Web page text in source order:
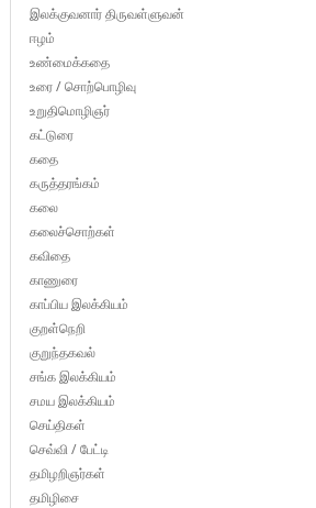
இலக்குவனார் திருவள்ளுவன்
ஈழம்
உண்மைக்கதை
உரை / சொற்பொழிவு
உறுதிமொழிஞர்
கட்டுரை
கதை
கருத்தரங்கம்
கலை
கலைச்சொற்கள்
கவிதை
காணுரை
காப்பிய இலக்கியம்
குறள்நெறி
குறுந்தகவல்
சங்க இலக்கியம்
சமய இலக்கியம்
செய்திகள்
செவ்வி / பேட்டி
தமிழறிஞர்கள்
தமிழிசை